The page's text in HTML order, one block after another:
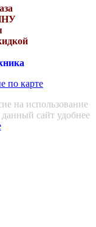
на использование
сайт удобнее